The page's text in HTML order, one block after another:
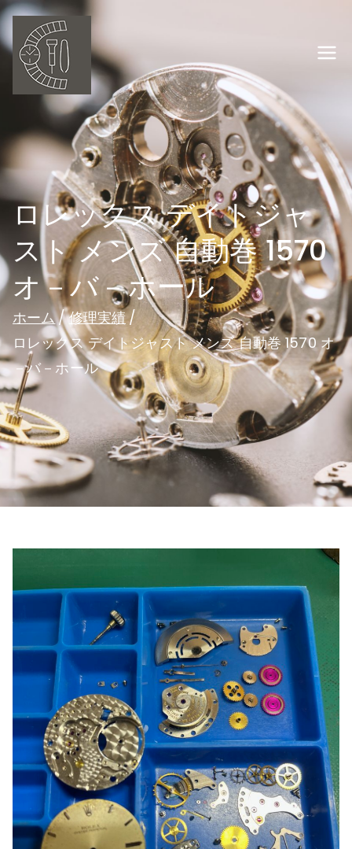
内
を
岡山の時計修理
オーバーホー
ル ウオッチ職
人
ロレックス デイトジャ
スト メンズ 自動巻 1570
オ－バ－ホール
ホーム
修理実績
ロレックス デイトジャスト メンズ 自動巻 1570 オ
－バ－ホール